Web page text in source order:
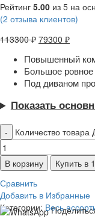
Рейтинг 5.00 из 5 на
(2 отзыва клиентов)
113300₽ 79300 ₽
Повышенный
Большое ровное
Под диваном
Показать
Количество
В корзину
Купить в
Сравнить
Добавить в Избранные
Категории: Весь